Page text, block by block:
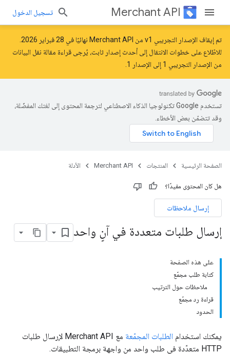
Merchant API تسجيل الدخول
للاطّلاع على خطوات الانتقال إلى أحدث إصدار ثابت، يُرجى قراءة مقالة نقل البيانات
من الإصدار التجريبي 1 إلى الإصدار 1
تستخدم Google تكنولوجيا الذكاء الاصطناعي لترجمة المحتوى إلى لغتك المفضّلة،
وقد تتضمّن بعض الأخطاء.
الصفحة الرئيسية المنتجات Merchant API الأدلة
هل كان المحتوى مفيدًا؟
إرسال ملاحظات
إرسال طلبات متعددة في آنٍ واحد
على هذه الصفحة
كتابة طلب مجمّع
ملاحظات حول الترتيب
قراءة رد مجمّع
الحدود
يمكنك استخدام الطلبات المجمّعة
مع Merchant API لإرسال طلبات
HTTP متعدّدة في طلب واحد من واجهة برمجة التطبيقات.